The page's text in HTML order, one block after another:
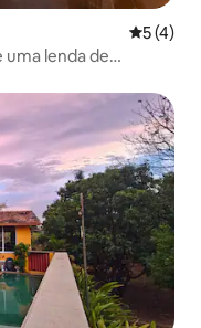
5 de
5 (4)
uma lenda de